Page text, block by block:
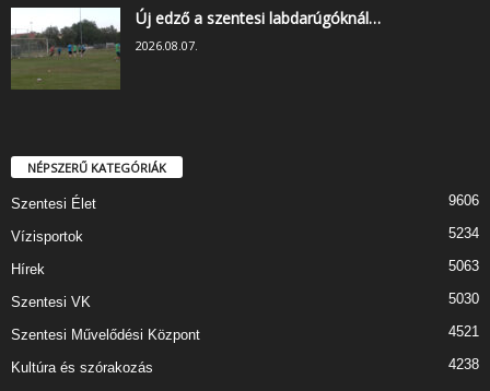
Új edző a szentesi labdarúgóknál…
2026.08.07.
NÉPSZERŰ KATEGÓRIÁK
Szentesi Élet 9606
Vízisportok 5234
Hírek 5063
Szentesi VK 5030
Szentesi Művelődési Központ 4521
Kultúra és szórakozás
4238